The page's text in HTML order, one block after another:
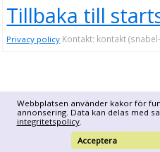
Webbplatsen använder kakor för
annonsering. Data kan delas med
integritetspolicy.
Acceptera
Tillbaka till
Privacy policy Kontakt: kontakt